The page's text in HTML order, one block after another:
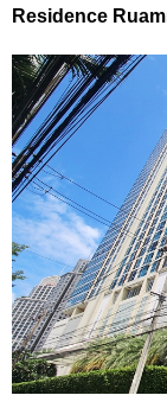
Residence